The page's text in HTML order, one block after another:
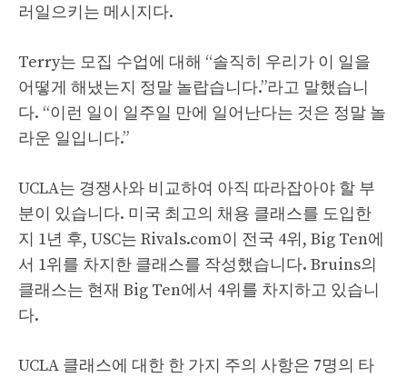
러일으키는 메시지다.
Terry는 모집 수업에 대해 “솔직히 우리가 이 일을
어떻게 해냈는지 정말 놀랍습니다.”라고 말했습니
다. “이런 일이 일주일 만에 일어난다는 것은 정말 놀
라운 일입니다.”
UCLA는 경쟁사와 비교하여 아직 따라잡아야 할 부
분이 있습니다. 미국 최고의 채용 클래스를 도입한
지 1년 후, USC는 Rivals.com이 전국 4위, Big Ten에
서 1위를 차지한 클래스를 작성했습니다. Bruins의
클래스는 현재 Big Ten에서 4위를 차지하고 있습니
다.
UCLA 클래스에 대한 한 가지 주의 사항은 7명의 타